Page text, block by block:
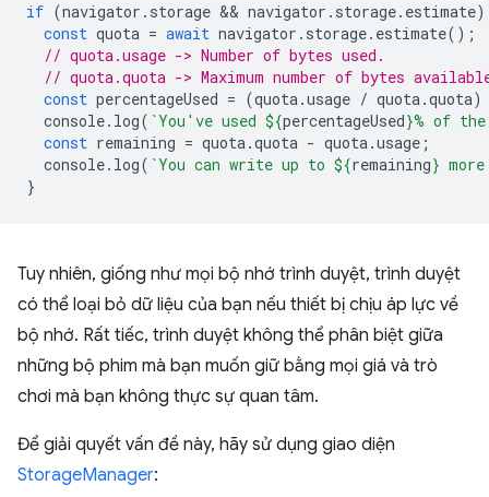
if (navigator . storage && navigator . storage. estimate)
const quota = await navigator . storage. estimate();
// quota.usage -> Number of bytes used.
// quota.quota -> Maximum number of bytes
const percentageUsed = (quota.usage / quota.quota)
console. log( `You've used ${percentageUsed}% of
const remaining = quota.quota - quota.usage ;
console. log( `You can write up to ${remaining}
}
Tuy nhiên, giống như mọi bộ nhớ trình duyệt, trình duyệt
có thể loại bỏ dữ liệu của bạn nếu thiết bị chịu áp lực về
bộ nhớ. Rất tiếc, trình duyệt không thể phân biệt giữa
những bộ phim mà bạn muốn giữ bằng mọi giá và trò
chơi mà bạn không thực sự quan tâm.
Để giải quyết vấn đề này, hãy sử dụng giao diện
StorageManager: